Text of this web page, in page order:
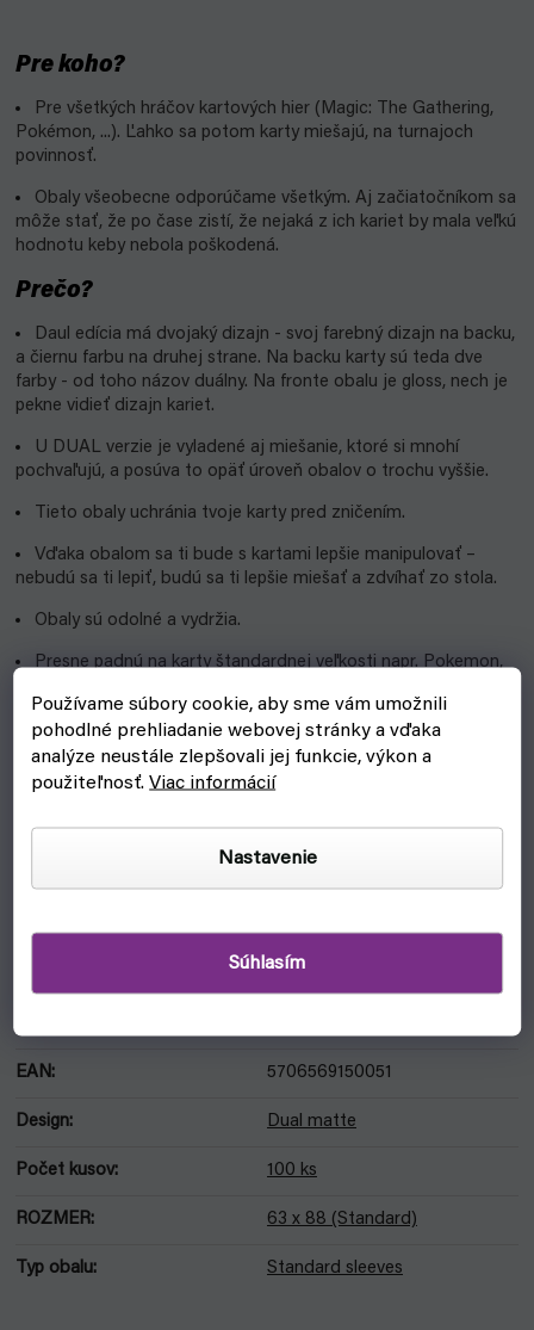
Používame súbory cookie, aby sme vám umožnili
pohodlné prehliadanie webovej stránky a vďaka
analýze neustále zlepšovali jej funkcie, výkon a
použiteľnosť.Viac informácií
Nastavenie
Súhlasím
Pre koho?
Pre všetkých hráčov kartových hier (Magic: The Gathering,
Pokémon, ...). Ľahko sa potom karty miešajú, na turnajoch
povinnosť.
Obaly všeobecne odporúčame všetkým. Aj začiatočníkom sa
môže stať, že po čase zistí, že nejaká z ich kariet by mala veľkú
hodnotu keby nebola poškodená.
Prečo?
Daul edícia má dvojaký dizajn - svoj farebný dizajn na backu,
a čiernu farbu na druhej strane. Na backu karty sú teda dve
farby - od toho názov duálny. Na fronte obalu je gloss, nech je
pekne vidieť dizajn kariet.
U DUAL verzie je vyladené aj miešanie, ktoré si mnohí
pochvaľujú, a posúva to opäť úroveň obalov o trochu vyššie.
Tieto obaly uchránia tvoje karty pred zničením.
Vďaka obalom sa ti bude s kartami lepšie manipulovať –
nebudú sa ti lepiť, budú sa ti lepšie miešať a zdvíhať zo stola.
Obaly sú odolné a vydržia.
Presne padnú na karty štandardnej veľkosti napr. Pokemon,
Vlastnosti:
Prevedenie: Dual matte & gloss
DODATOČNÉ PARAMETRE
EAN: 5706569150051
Design: Dual matte
Počet kusov: 100 ks
ROZMER: 63 x 88 (Standard)
Typ obalu: Standard sleeves